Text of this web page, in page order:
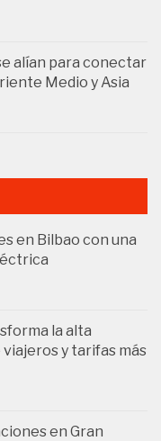
alían para conectar
Medio y Asia
en Bilbao con una
la alta
y tarifas más
en Gran